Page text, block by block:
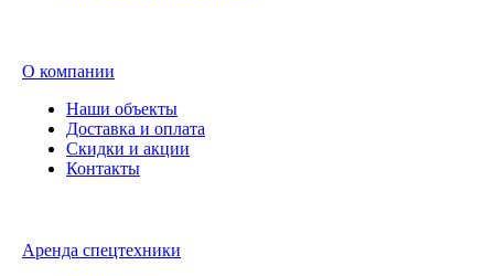
О компании
Наши объекты
Доставка и оплата
Скидки и акции
Контакты
Аренда спецтехники